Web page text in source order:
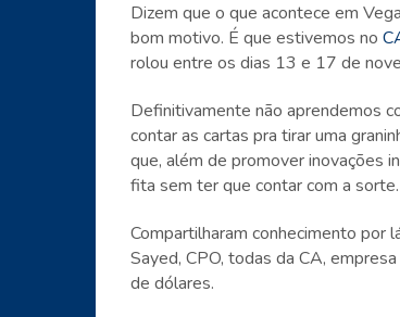
Dizem que o que acontece em
bom motivo. É que estivemos no
rolou entre os dias 13 e 17 de
Definitivamente não aprendemos
contar as cartas pra tirar uma
que, além de promover inovações
fita sem ter que contar com a sorte.
Compartilharam conhecimento por
Sayed, CPO, todas da CA,
de dólares.